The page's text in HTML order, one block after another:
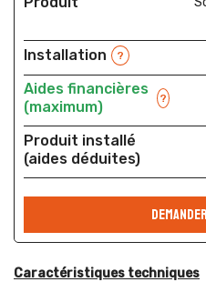
Installation ?
Aides financières
(maximum)
?
Produit installé
(aides déduites)
Caractéristiques techniques